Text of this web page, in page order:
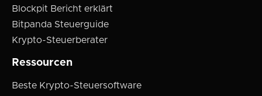
Blockpit Bericht erklärt
Bitpanda Steuerguide
Krypto-Steuerberater
Ressourcen
Beste Krypto-Steuersoftware